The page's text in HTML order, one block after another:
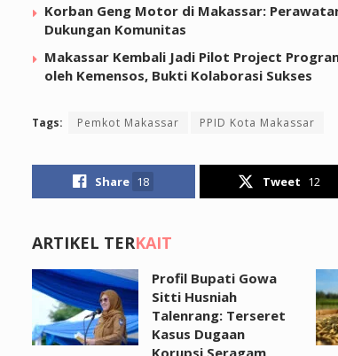
Korban Geng Motor di Makassar:
Dukungan Komunitas
Makassar Kembali Jadi Pilot Project
oleh Kemensos, Bukti Kolaborasi Sukses
Tags: Pemkot Makassar PPID Kota Makassar
Share 18 Tweet 12
ARTIKEL TERKAIT
Profil Bupati Gowa
Sitti Husniah
Talenrang: Terseret
Kasus Dugaan
Korupsi Seragam